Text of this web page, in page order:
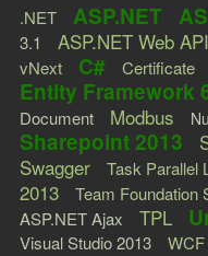
.NET ASP.NET
3.1
ASP.NET Web API
vNext
C# Certificate
Entity Framework
Document
Modbus
Sharepoint 2013
Swagger Task Parallel
2013
Team Foundation
ASP.NET Ajax
TPL
Visual Studio 2013 WCF